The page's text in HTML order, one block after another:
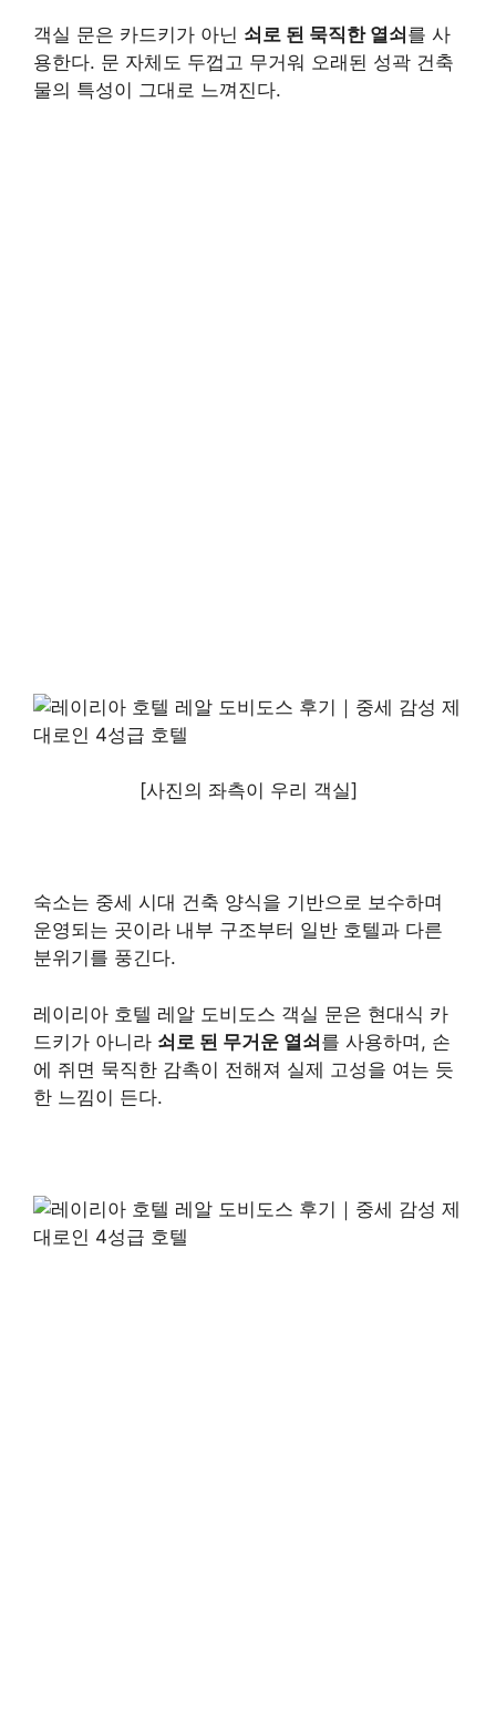
객실 문은 카드키가 아닌 쇠로 된 묵직한 열쇠를 사
용한다. 문 자체도 두껍고 무거워 오래된 성곽 건축
물의 특성이 그대로 느껴진다.
[사진의 좌측이 우리 객실]
숙소는 중세 시대 건축 양식을 기반으로 보수하며
운영되는 곳이라 내부 구조부터 일반 호텔과 다른
분위기를 풍긴다.
레이리아 호텔 레알 도비도스 객실 문은 현대식 카
드키가 아니라 쇠로 된 무거운 열쇠를 사용하며, 손
에 쥐면 묵직한 감촉이 전해져 실제 고성을 여는 듯
한 느낌이 든다.